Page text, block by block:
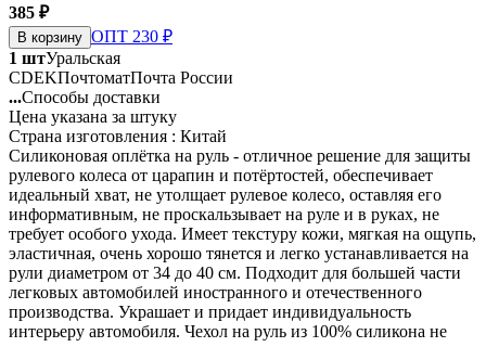
385 ₽
В корзину ОПТ 230 ₽
1 штУральская
CDEKПочтоматПочта России
...Способы доставки
Цена указана за штуку
Страна изготовления : Китай
Силиконовая оплётка на руль - отличное решение для защиты
рулевого колеса от царапин и потёртостей, обеспечивает
идеальный хват, не утолщает рулевое колесо, оставляя его
информативным, не проскальзывает на руле и в руках, не
требует особого ухода. Имеет текстуру кожи, мягкая на ощупь,
эластичная, очень хорошо тянется и легко устанавливается на
рули диаметром от 34 до 40 см. Подходит для большей части
легковых автомобилей иностранного и отечественного
производства. Украшает и придает индивидуальность
интерьеру автомобиля. Чехол на руль из 100% силикона не